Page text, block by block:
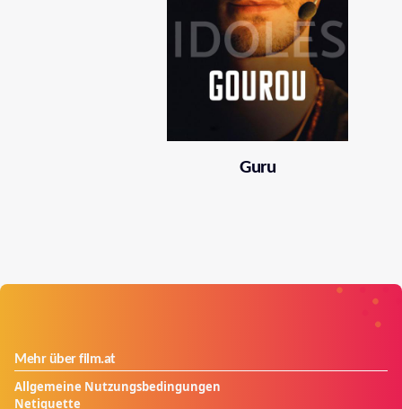
Guru
Mehr über film.at
Allgemeine Nutzungsbedingungen
Netiquette